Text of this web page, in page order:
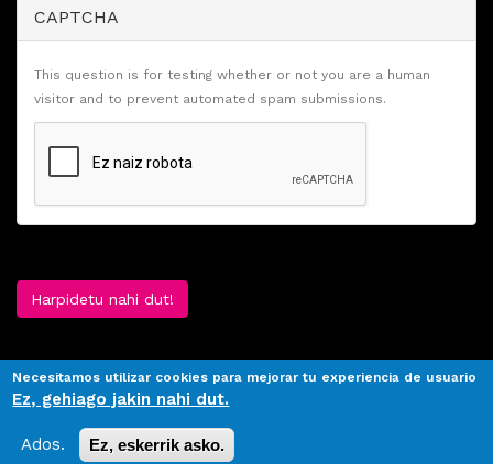
CAPTCHA
This question is for testing whether or not you are a human
visitor and to prevent automated spam submissions.
Harpidetu nahi dut!
Necesitamos utilizar cookies para mejorar tu experiencia de usuario
Ez, gehiago jakin nahi dut.
Ados. Ez, eskerrik asko.